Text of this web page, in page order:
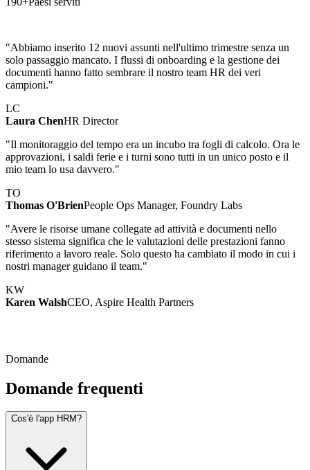
"Abbiamo inserito 12 nuovi assunti nell'ultimo trimestre senza un
solo passaggio mancato. I flussi di onboarding e la gestione dei
documenti hanno fatto sembrare il nostro team HR dei veri
campioni."
LC
Laura ChenHR Director
"Il monitoraggio del tempo era un incubo tra fogli di calcolo. Ora le
approvazioni, i saldi ferie e i turni sono tutti in un unico posto e il
mio team lo usa davvero."
TO
Thomas O'BrienPeople Ops Manager, Foundry Labs
"Avere le risorse umane collegate ad attività e documenti nello
stesso sistema significa che le valutazioni delle prestazioni fanno
riferimento a lavoro reale. Solo questo ha cambiato il modo in cui i
nostri manager guidano il team."
KW
Karen WalshCEO, Aspire Health Partners
Domande
Domande frequenti
Cos'è l'app HRM?